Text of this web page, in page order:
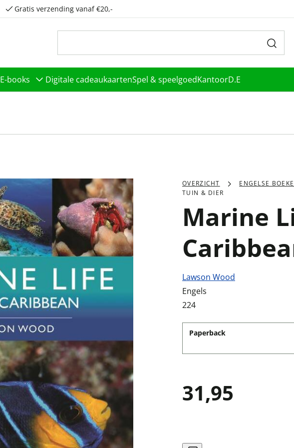
Gratis verzending vanaf €20,-
E-books Digitale cadeaukaartenSpel & speelgoedKantoorD.E
OVERZICHT
ENGELSE
TUIN & DIER
Marine
Lawson Wood
Engels
224
Paperback
31,95